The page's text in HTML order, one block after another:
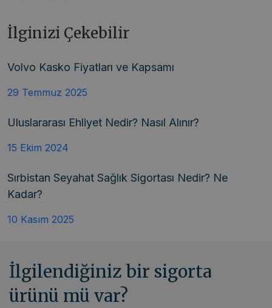
İlginizi Çekebilir
Volvo Kasko Fiyatları ve Kapsamı
29 Temmuz 2025
Uluslararası Ehliyet Nedir? Nasıl Alınır?
15 Ekim 2024
Sırbistan Seyahat Sağlık Sigortası Nedir? Ne
Kadar?
10 Kasım 2025
İlgilendiğiniz bir sigorta
ürünü mü var?